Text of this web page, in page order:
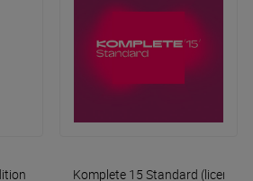
(licence)Image Line
Komplete 15 Standard (licence)